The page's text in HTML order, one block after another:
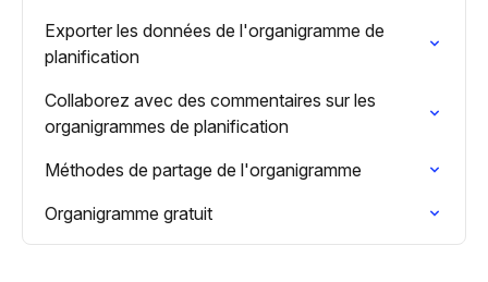
Exporter les données de l'organigramme de
planification
Collaborez avec des commentaires sur les
organigrammes de planification
Méthodes de partage de l'organigramme
Organigramme gratuit